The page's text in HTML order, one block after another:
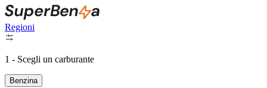
Regioni
1 - Scegli un carburante
Benzina